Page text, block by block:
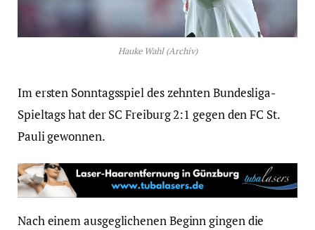
Hauke Wahl (Archiv)
Im ersten Sonntagsspiel des zehnten Bundesliga-
Spieltags hat der SC Freiburg 2:1 gegen den FC St.
Pauli gewonnen.
Nach einem ausgeglichenen Beginn gingen die